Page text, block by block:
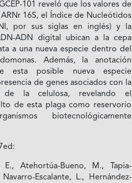
101 reveló que los valores de
16S, el Índice de Nucleótidos
por sus siglas en inglés) y la
ADN digital ubican a la cepa
a una nueva especie dentro del
Además, la anotación
esta posible nueva especie
de genes asociados con la
de la celulosa, revelando el
de esta plaga como reservorio
biotecnológicamente
E., Atehortúa-Bueno, M., Tapia-
Escalante, L., Hernández-